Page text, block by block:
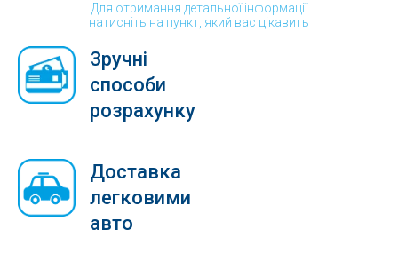
Для отримання детальної інформації
натисніть на пункт, який вас цікавить
Зручні
способи
розрахунку
Доставка
легковими
авто